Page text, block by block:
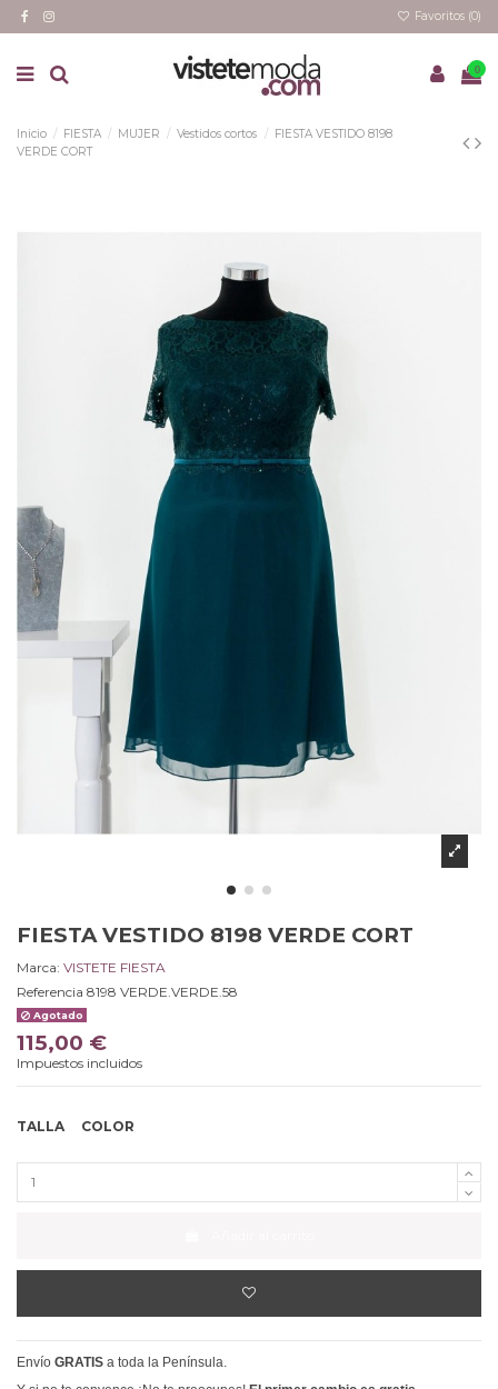
Favoritos (0)
0
Inicio FIESTA MUJER Vestidos cortos
FIESTA VESTIDO 8198
VERDE CORT
FIESTA VESTIDO 8198 VERDE CORT
Marca: VISTETE FIESTA
Referencia 8198 VERDE.VERDE.58
Agotado
115,00 €
Impuestos incluidos
TALLA COLOR
Envío GRATIS a toda la Península.